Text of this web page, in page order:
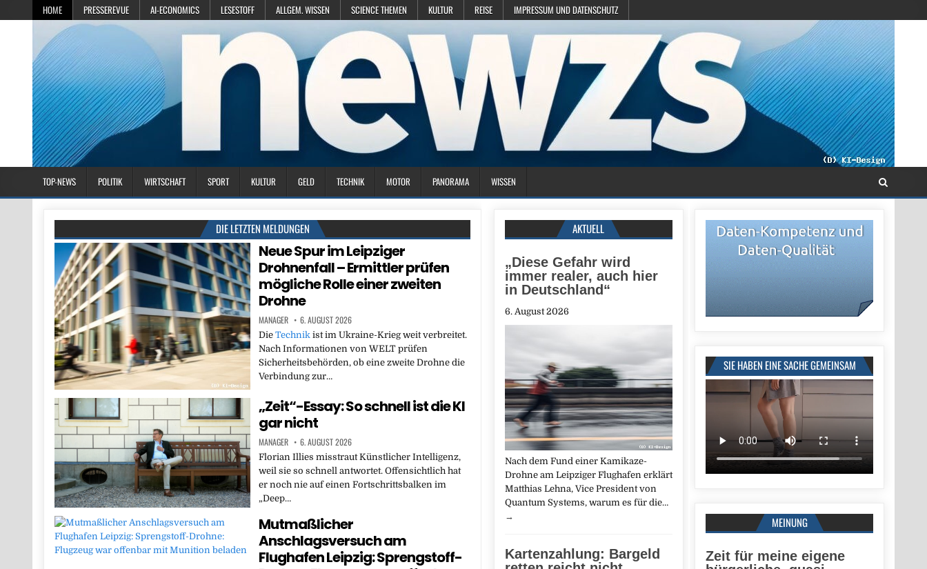
HOME PRESSEREVUE AI-ECONOMICS LESESTOFF ALLGEM. WISSEN SCIENCE THEMEN KULTUR REISE IMPRESSUM UND DATENSCHUTZ
TOP-NEWS POLITIK WIRTSCHAFT SPORT KULTUR GELD TECHNIK MOTOR PANORAMA WISSEN
DIE LETZTEN MELDUNGEN
Neue Spur im Leipziger
Drohnenfall – Ermittler prüfen
mögliche Rolle einer zweiten
Drohne
MANAGER 6. AUGUST 2026
Die Technikist im Ukraine-Krieg weit verbreitet.
Nach Informationen von WELT prüfen
Sicherheitsbehörden, ob eine zweite Drohne die
Verbindung zur…
„Zeit“-Essay: So schnell ist die KI
gar nicht
MANAGER 6. AUGUST 2026
Florian Illies misstraut Künstlicher Intelligenz,
weil sie so schnell antwortet. Offensichtlich hat
er noch nie auf einen Fortschrittsbalken im
„Deep…
Mutmaßlicher
Anschlagsversuch am
Flughafen Leipzig: Sprengstoff-
SIE HABEN EINE SACHE GEMEINSAM
MEINUNG
Zeit für meine eigene
AKTUELL
„Diese Gefahr wird
immer realer, auch hier
in Deutschland“
6. August 2026
Nach dem Fund einer Kamikaze-
Drohne am Leipziger Flughafen erklärt
Matthias Lehna, Vice President von
Quantum Systems, warum es für die…
→
Kartenzahlung: Bargeld